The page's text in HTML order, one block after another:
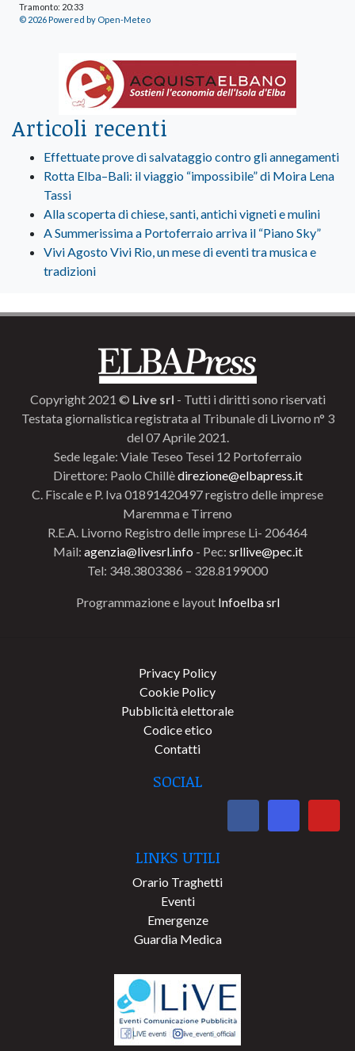
Tramonto: 20:33
© 2026 Powered by Open-Meteo
Articoli recenti
Effettuate prove di salvataggio contro gli annegamenti
Rotta Elba–Bali: il viaggio “impossibile” di Moira Lena
Tassi
Alla scoperta di chiese, santi, antichi vigneti e mulini
A Summerissima a Portoferraio arriva il “Piano Sky”
Vivi Agosto Vivi Rio, un mese di eventi tra musica e
tradizioni
Copyright 2021 © Live srl - Tutti i diritti sono riservati
Testata giornalistica registrata al Tribunale di Livorno n° 3
del 07 Aprile 2021.
Sede legale: Viale Teseo Tesei 12 Portoferraio
Direttore: Paolo Chillèdirezione@elbapress.it
C. Fiscale e P. Iva 01891420497 registro delle imprese
Maremma e Tirreno
R.E.A. Livorno Registro delle imprese Li- 206464
Mail: agenzia@livesrl.info - Pec: srllive@pec.it
Tel: 348.3803386 – 328.8199000
Programmazione e layout Infoelba srl
Privacy Policy
Cookie Policy
Pubblicità elettorale
Codice etico
Contatti
SOCIAL
LINKS UTILI
Orario Traghetti
Eventi
Emergenze
Guardia Medica